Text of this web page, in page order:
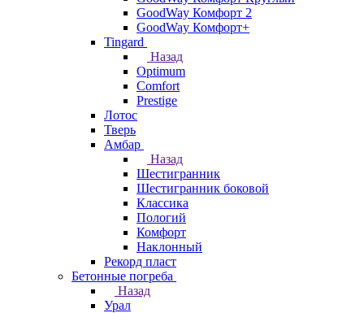
GoodWay Комфорт 2
GoodWay Комфорт+
Tingard
Назад
Optimum
Comfort
Prestige
Лотос
Тверь
Амбар
Назад
Шестигранник
Шестигранник боковой
Классика
Пологий
Комфорт
Наклонный
Рекорд пласт
Бетонные погреба
Назад
Урал